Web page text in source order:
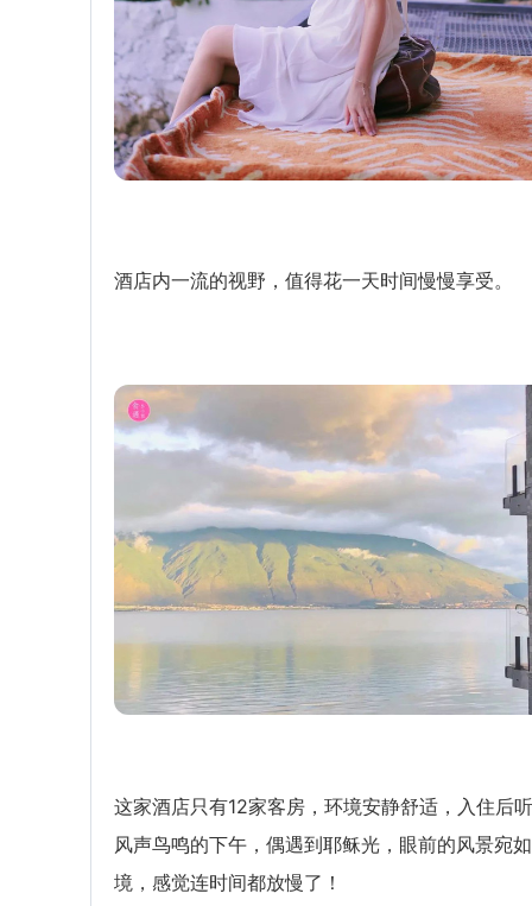
酒店内一流的视野，值得花一天时间慢慢享受。
这家酒店只有12家客房，环境安静舒适，入住后
风声鸟鸣的下午，偶遇到耶稣光，眼前的风景宛
境，感觉连时间都放慢了！